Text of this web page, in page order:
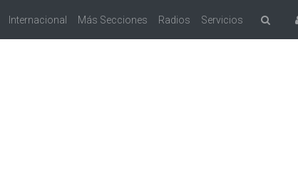
Internacional Más Secciones Radios Servicios